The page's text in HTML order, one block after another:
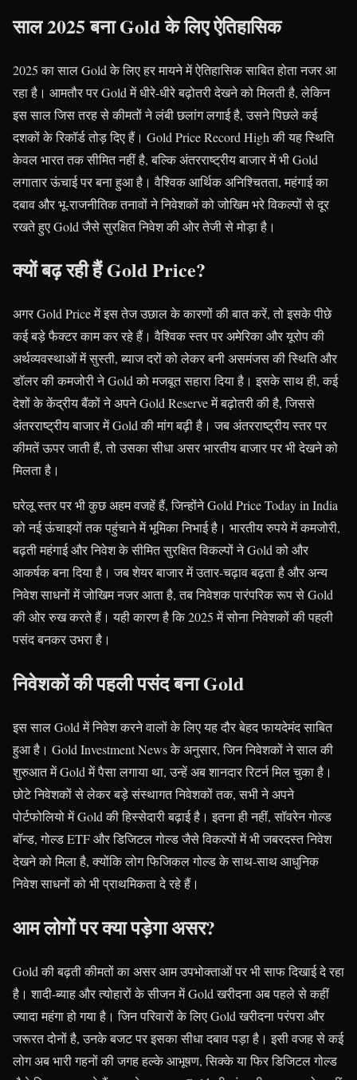
साल 2025 बना Gold के लिए ऐतिहासिक
2025 का साल Gold के लिए हर मायने में ऐतिहासिक साबित होता नजर आ
रहा है। आमतौर पर Gold में धीरे-धीरे बढ़ोतरी देखने को मिलती है, लेकिन
इस साल जिस तरह से कीमतों ने लंबी छलांग लगाई है, उसने पिछले कई
दशकों के रिकॉर्ड तोड़ दिए हैं। Gold Price Record High की यह स्थिति
केवल भारत तक सीमित नहीं है, बल्कि अंतरराष्ट्रीय बाजार में भी Gold
लगातार ऊंचाई पर बना हुआ है। वैश्विक आर्थिक अनिश्चितता, महंगाई का
दबाव और भू-राजनीतिक तनावों ने निवेशकों को जोखिम भरे विकल्पों से दूर
रखते हुए Gold जैसे सुरक्षित निवेश की ओर तेजी से मोड़ा है।
क्यों बढ़ रही हैं Gold Price?
अगर Gold Price में इस तेज उछाल के कारणों की बात करें, तो इसके पीछे
कई बड़े फैक्टर काम कर रहे हैं। वैश्विक स्तर पर अमेरिका और यूरोप की
अर्थव्यवस्थाओं में सुस्ती, ब्याज दरों को लेकर बनी असमंजस की स्थिति और
डॉलर की कमजोरी ने Gold को मजबूत सहारा दिया है। इसके साथ ही, कई
देशों के केंद्रीय बैंकों ने अपने Gold Reserve में बढ़ोतरी की है, जिससे
अंतरराष्ट्रीय बाजार में Gold की मांग बढ़ी है। जब अंतरराष्ट्रीय स्तर पर
कीमतें ऊपर जाती हैं, तो उसका सीधा असर भारतीय बाजार पर भी देखने को
मिलता है।
घरेलू स्तर पर भी कुछ अहम वजहें हैं, जिन्होंने Gold Price Today in India
को नई ऊंचाइयों तक पहुंचाने में भूमिका निभाई है। भारतीय रुपये में कमजोरी,
बढ़ती महंगाई और निवेश के सीमित सुरक्षित विकल्पों ने Gold को और
आकर्षक बना दिया है। जब शेयर बाजार में उतार-चढ़ाव बढ़ता है और अन्य
निवेश साधनों में जोखिम नजर आता है, तब निवेशक पारंपरिक रूप से Gold
की ओर रुख करते हैं। यही कारण है कि 2025 में सोना निवेशकों की पहली
पसंद बनकर उभरा है।
निवेशकों की पहली पसंद बना Gold
इस साल Gold में निवेश करने वालों के लिए यह दौर बेहद फायदेमंद साबित
हुआ है। Gold Investment News के अनुसार, जिन निवेशकों ने साल की
शुरुआत में Gold में पैसा लगाया था, उन्हें अब शानदार रिटर्न मिल चुका है।
छोटे निवेशकों से लेकर बड़े संस्थागत निवेशकों तक, सभी ने अपने
पोर्टफोलियो में Gold की हिस्सेदारी बढ़ाई है। इतना ही नहीं, सॉवरेन गोल्ड
बॉन्ड, गोल्ड ETF और डिजिटल गोल्ड जैसे विकल्पों में भी जबरदस्त निवेश
देखने को मिला है, क्योंकि लोग फिजिकल गोल्ड के साथ-साथ आधुनिक
निवेश साधनों को भी प्राथमिकता दे रहे हैं।
आम लोगों पर क्या पड़ेगा असर?
Gold की बढ़ती कीमतों का असर आम उपभोक्ताओं पर भी साफ दिखाई दे रहा
है। शादी-ब्याह और त्योहारों के सीजन में Gold खरीदना अब पहले से कहीं
ज्यादा महंगा हो गया है। जिन परिवारों के लिए Gold खरीदना परंपरा और
जरूरत दोनों है, उनके बजट पर इसका सीधा दबाव पड़ा है। इसी वजह से कई
लोग अब भारी गहनों की जगह हल्के आभूषण, सिक्के या फिर डिजिटल गोल्ड